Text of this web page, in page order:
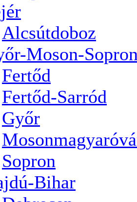
Alcsútdoboz
Moson-
Fertőd
Fertőd-Sarród
Győr
Sopron
Bihar